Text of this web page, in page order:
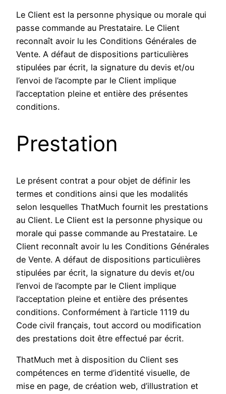
Le Client est la personne physique ou morale qui
passe commande au Prestataire. Le Client
reconnaît avoir lu les Conditions Générales de
Vente. A défaut de dispositions particulières
stipulées par écrit, la signature du devis et/ou
l’envoi de l’acompte par le Client implique
l’acceptation pleine et entière des présentes
conditions.
Prestation
Le présent contrat a pour objet de définir les
termes et conditions ainsi que les modalités
selon lesquelles ThatMuch fournit les prestations
au Client. Le Client est la personne physique ou
morale qui passe commande au Prestataire. Le
Client reconnaît avoir lu les Conditions Générales
de Vente. A défaut de dispositions particulières
stipulées par écrit, la signature du devis et/ou
l’envoi de l’acompte par le Client implique
l’acceptation pleine et entière des présentes
conditions. Conformément à l’article 1119 du
Code civil français, tout accord ou modification
des prestations doit être effectué par écrit.
ThatMuch met à disposition du Client ses
compétences en terme d’identité visuelle, de
mise en page, de création web, d’illustration et